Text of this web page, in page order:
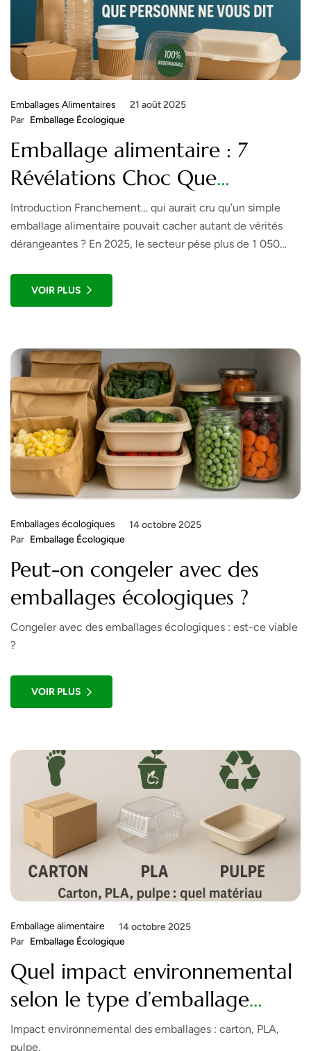
21 août 2025
Emballages Alimentaires
Par Emballage Écologique
Emballage alimentaire : 7
Révélations Choc Que
Personne Ne Vous Dit en 2025
Introduction Franchement… qui aurait cru qu’un simple
emballage alimentaire pouvait cacher autant de vérités
dérangeantes ? En 2025, le secteur pèse plus de 1 050
floues. Je me rappelle encore ma première commande
d’emballages soi-disant “écologiques” en 2019 : mauvaise
VOIR PLUS
14 octobre 2025
Emballages écologiques
Par Emballage Écologique
Peut-on congeler avec des
emballages écologiques ?
Congeler avec des emballages écologiques : est-ce viable
?
VOIR PLUS
14 octobre 2025
Emballage alimentaire
Par Emballage Écologique
Quel impact environnemental
selon le type d’emballage
(carton, PLA, pulpe) ?
Impact environnemental des emballages : carton, PLA,
pulpe.